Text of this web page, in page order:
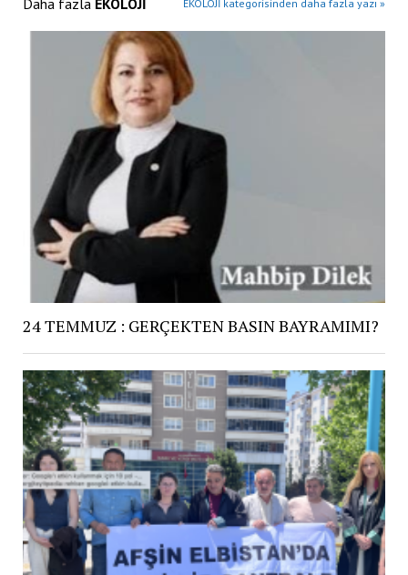
Daha fazla EKOLOJİ EKOLOJİ kategorisinden daha fazla yazı »
24 TEMMUZ : GERÇEKTEN BASIN BAYRAMIMI?